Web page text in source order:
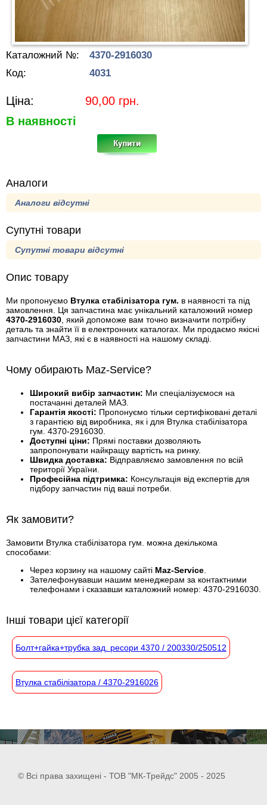
Каталожний №:
4370-2916030
Код:
4031
Ціна: 90,00 грн.
В наявності
Аналоги
Аналоги відсутні
Супутні товари
Супутні товари відсутні
Опис товару
Ми пропонуємо Втулка стабілізатора гум. в наявності та під
замовлення. Ця запчастина має унікальний каталожний номер
4370-2916030 , який допоможе вам точно визначити потрібну
деталь та знайти її в електронних каталогах. Ми продаємо якісні
запчастини МАЗ, які є в наявності на нашому складі.
Чому обирають Maz-Service?
Широкий вибір запчастин: Ми спеціалізуємося на
постачанні деталей МАЗ.
Гарантія якості: Пропонуємо тільки сертифіковані деталі
з гарантією від виробника, як і для Втулка стабілізатора
гум. 4370-2916030.
Доступні ціни: Прямі поставки дозволяють
запропонувати найкращу вартість на ринку.
Швидка доставка: Відправляємо замовлення по всій
території України.
Професійна підтримка: Консультація від експертів для
підбору запчастин під ваші потреби.
Як замовити?
Замовити Втулка стабілізатора гум. можна декількома
способами:
Через корзину на нашому сайті Maz-Service
Зателефонувавши нашим менеджерам за контактними
телефонами і сказавши каталожний номер: 4370-2916030.
Інші товари цієї категорії
Болт+гайка+трубка зад. ресори 4370 / 200330/250512
Втулка стабілізатора / 4370-2916026
© Всі права захищені - ТОВ "МК-Трейдс" 2005 - 2025